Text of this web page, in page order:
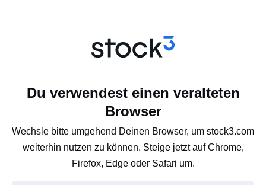
Du verwendest einen veralteten
Browser
Wechsle bitte umgehend Deinen Browser, um stock3.com
weiterhin nutzen zu können. Steige jetzt auf Chrome,
Firefox, Edge oder Safari um.